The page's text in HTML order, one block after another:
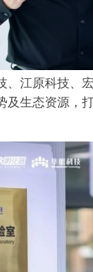
、江原科技、
生态资源，